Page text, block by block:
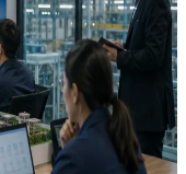
系统设置。
证、审核、归档与争
关键数据总览，业务
批节点与权限控制则
程整合为标准化平